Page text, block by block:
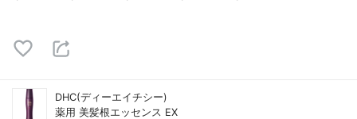
DHC(ディーエイチシー)
薬用 美髪根エッセンス EX